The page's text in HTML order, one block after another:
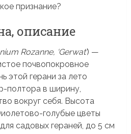
признание?
описание
Rozanne, ‘Gerwat’) —
почвопокровное
этой герани за лето
полтора в ширину,
вокруг себя. Высота
голубые цветы
садовых гераней, до 5 см